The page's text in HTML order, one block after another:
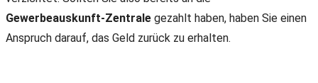
Gewerbeauskunft-Zentrale gezahlt haben, haben Sie einen
Anspruch darauf, das Geld zurück zu erhalten.